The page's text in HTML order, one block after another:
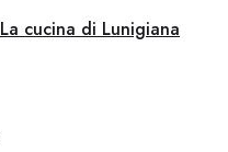
La cucina di Lunigiana